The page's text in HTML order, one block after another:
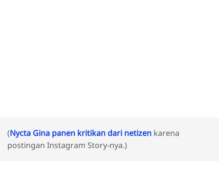
(Nycta Gina panen kritikan dari netizen karena
postingan Instagram Story-nya.)